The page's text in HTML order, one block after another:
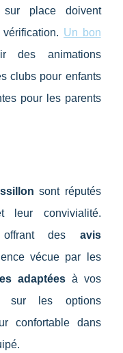
sur place doivent
Un bon
des animations
clubs pour enfants
pour les parents
sont réputés
leur convivialité.
offrant des avis
vécue par les
adaptéesà vos
sur les options
confortable dans